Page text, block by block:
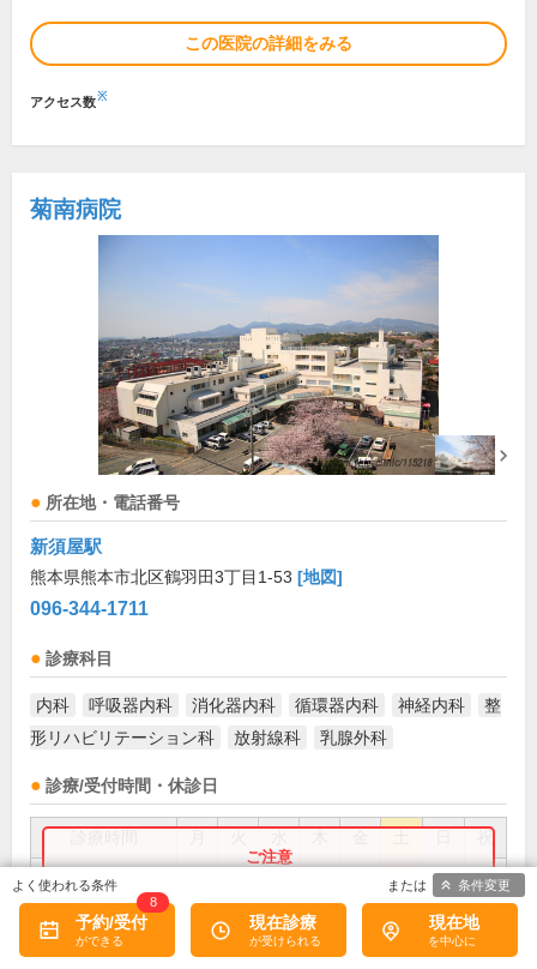
この医院の詳細をみる
アクセス数※
菊南病院
所在地・電話番号
新須屋駅
熊本県熊本市北区鶴羽田3丁目1-53 [地図]
096-344-1711
診療科目
内科 呼吸器内科 消化器内科 循環器内科 神経内科
整
形リハビリテーション科
放射線科 乳腺外科
診療/受付時間・休診日
祝
9:00～12:00 ●
13:00～17:00 ● ●
お盆(8月中旬)は休診・休業の場合があります。来院前
に必ず医療機関に直接ご確認ください。
×閉じる
予約/受付
8
現在診療 現在地
条件変更